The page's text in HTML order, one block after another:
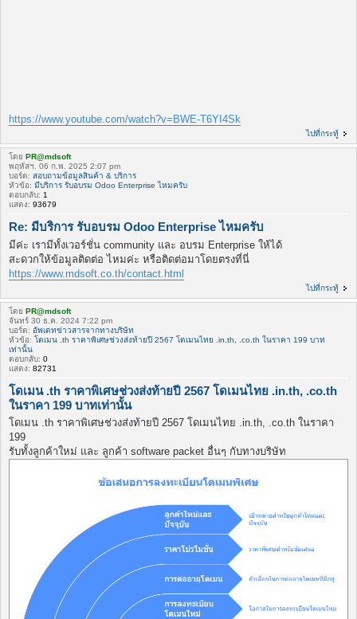
https://www.youtube.com/watch?v=BWE-T6YI4Sk
ไปที่กระทู้
โดย PR@mdsoft
พฤหัสฯ. 06 ก.พ. 2025 2:07 pm
บอร์ด: สอบถามข้อมูลสินค้า & บริการ
หัวข้อ: มีบริการ รับอบรม Odoo Enterprise ไหมครับ
ตอบกลับ: 1
แสดง: 93679
Re: มีบริการ รับอบรม Odoo Enterprise ไหมครับ
มีค่ะ เรามีทั้งเวอร์ชั่น community และ อบรม Enterprise ให้ได้
สะดวกให้ข้อมูลติดต่อ ไหมค่ะ หรือติดต่อมาโดยตรงที่นี่
https://www.mdsoft.co.th/contact.html
ไปที่กระทู้
โดย PR@mdsoft
จันทร์ 30 ธ.ค. 2024 7:22 pm
บอร์ด: อัพเดทข่าวสารจากทางบริษัท
หัวข้อ: โดเมน .th ราคาพิเศษช่วงส่งท้ายปี 2567 โดเมนไทย .in.th, .co.th ในราคา 199 บาท
เท่านั้น
ตอบกลับ: 0
แสดง: 82731
โดเมน .th ราคาพิเศษช่วงส่งท้ายปี 2567 โดเมนไทย .in.th, .co.th
ในราคา 199 บาทเท่านั้น
โดเมน .th ราคาพิเศษช่วงส่งท้ายปี 2567 โดเมนไทย .in.th, .co.th ในราคา
199
รับทั้งลูกค้าใหม่ และ ลูกค้า software packet อื่นๆ กับทางบริษัท